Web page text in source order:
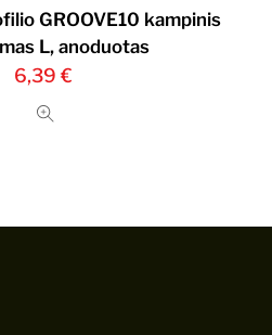
GROOVE10 kampinis
L, anoduotas
6,39 €